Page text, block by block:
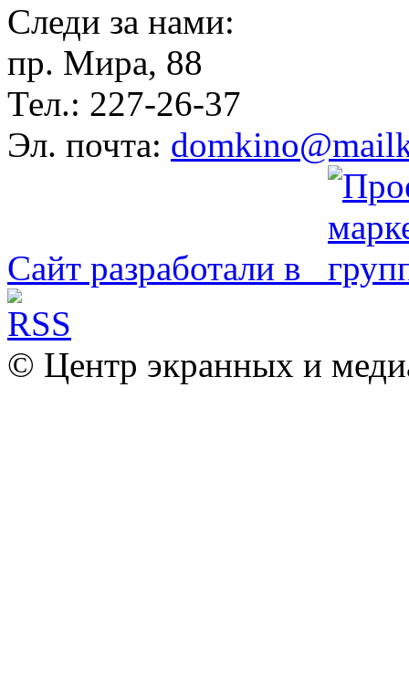
Следи за нами:
пр. Мира, 88
Тел.: 227-26-37
Эл. почта:
Сайт разработали в
© Центр экранных и